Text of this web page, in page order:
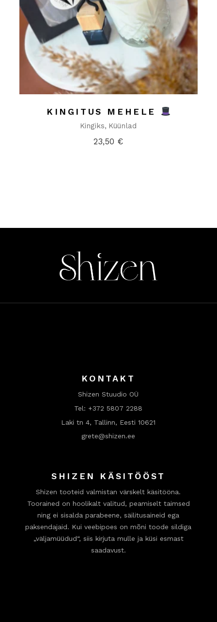
KINGITUS MEHELE
Kingiks Küünlad
23,50 €
KONTAKT
Shizen Stuudio OÜ
Tel: +372 5807 2288
Laki tn 4, Tallinn, Eesti 10621
grete@shizen.ee
SHIZEN KÄSITÖÖST
Shizen tooteid valmistan värskelt käsitööna.
Toorained on hoolikalt valitud, peamiselt taimsed
ning ei sisalda parabeene, säilitusaineid ega
paksendajaid. Kui veebipoes on mõni toode sildiga
„väljamüüdud“, siis kirjuta mulle ja küsi esmast
saadavust.